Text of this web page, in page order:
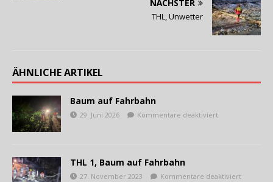
NÄCHSTER
THL, Unwetter
ÄHNLICHE ARTIKEL
Baum auf Fahrbahn
29. Juni 2026 Kommentare deaktiviert
THL 1, Baum auf Fahrbahn
27. November 2023 Kommentare deaktiviert